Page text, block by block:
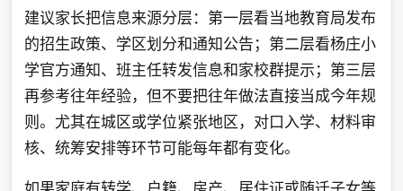
建议家长把信息来源分层：第一层看当地教育局发布
的招生政策、学区划分和通知公告；第二层看杨庄小
学官方通知、班主任转发信息和家校群提示；第三层
再参考往年经验，但不要把往年做法直接当成今年规
则。尤其在城区或学位紧张地区，对口入学、材料审
核、统筹安排等环节可能每年都有变化。